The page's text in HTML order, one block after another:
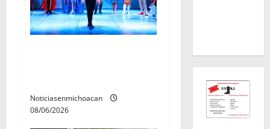
Noticiasenmichoacan
08/06/2026